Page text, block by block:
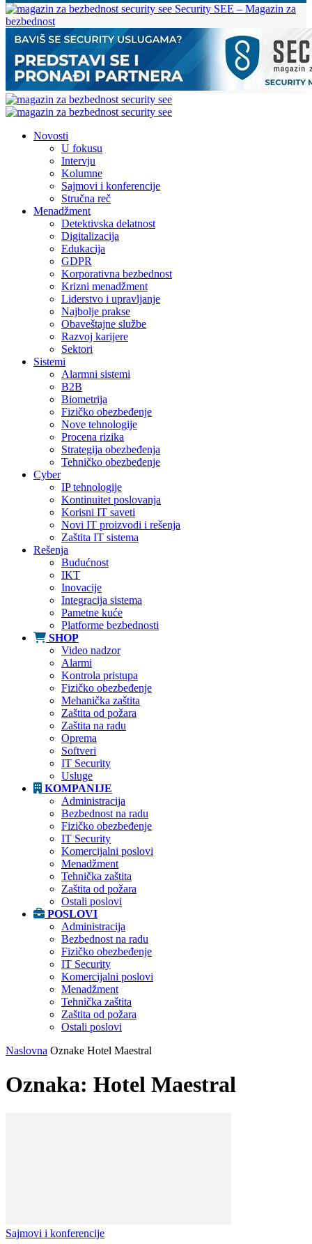
Security SEE – Magazin za
bezbednost
Novosti
U fokusu
Intervju
Kolumne
Sajmovi i konferencije
Stručna reč
Menadžment
Detektivska delatnost
Digitalizacija
Edukacija
GDPR
Korporativna bezbednost
Krizni menadžment
Liderstvo i upravljanje
Najbolje prakse
Obaveštajne službe
Razvoj karijere
Sektori
Sistemi
Alarmni sistemi
B2B
Biometrija
Fizičko obezbeđenje
Nove tehnologije
Procena rizika
Strategija obezbeđenja
Tehničko obezbeđenje
Cyber
IP tehnologije
Kontinuitet poslovanja
Korisni IT saveti
Novi IT proizvodi i rešenja
Zaštita IT sistema
Rešenja
Budućnost
IKT
Inovacije
Integracija sistema
Pametne kuće
Platforme bezbednosti
SHOP
Video nadzor
Alarmi
Kontrola pristupa
Fizičko obezbeđenje
Mehanička zaštita
Zaštita od požara
Zaštita na radu
Oprema
Softveri
IT Security
Usluge
KOMPANIJE
Administracija
Bezbednost na radu
Fizičko obezbeđenje
IT Security
Komercijalni poslovi
Menadžment
Tehnička zaštita
Zaštita od požara
Ostali poslovi
POSLOVI
Administracija
Bezbednost na radu
Fizičko obezbeđenje
IT Security
Komercijalni poslovi
Menadžment
Tehnička zaštita
Zaštita od požara
Ostali poslovi
Naslovna Oznake Hotel Maestral
Oznaka: Hotel Maestral
Sajmovi i konferencije